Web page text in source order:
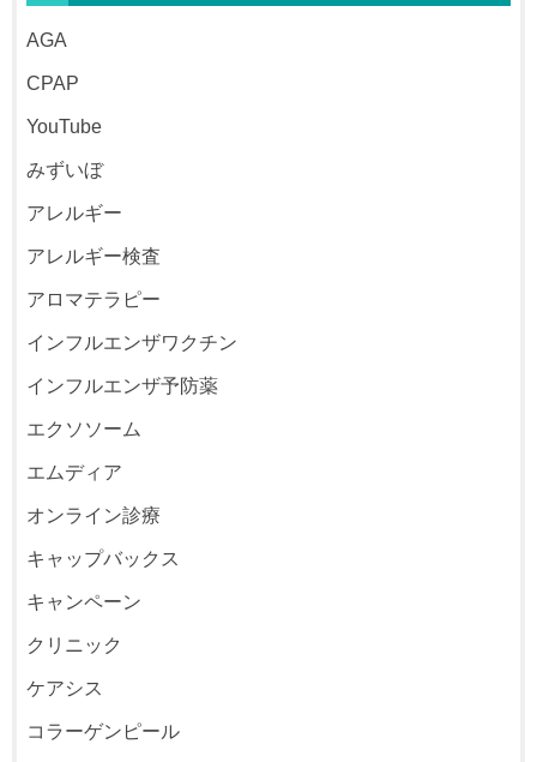
AGA
CPAP
YouTube
みずいぼ
アレルギー
アレルギー検査
アロマテラピー
インフルエンザワクチン
インフルエンザ予防薬
エクソソーム
エムディア
オンライン診療
キャップバックス
キャンペーン
クリニック
ケアシス
コラーゲンピール